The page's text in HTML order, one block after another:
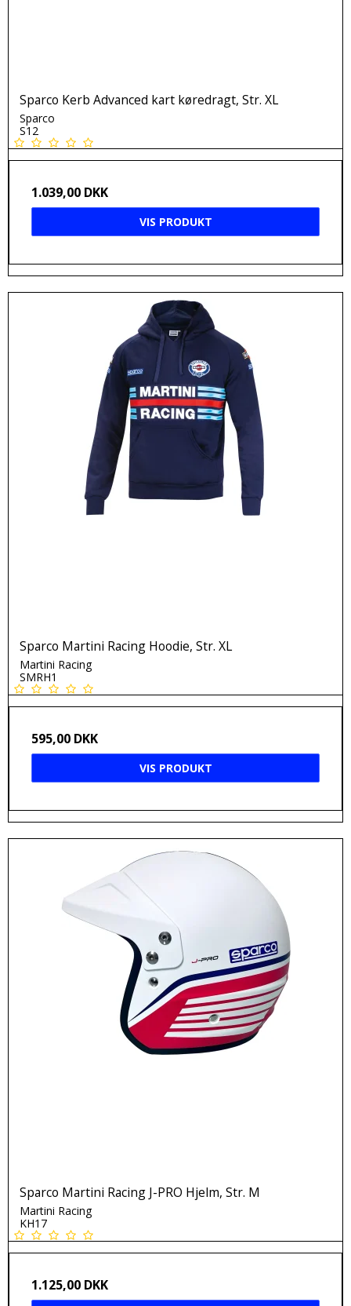
Sparco Kerb Advanced kart køredragt, Str. XL
Sparco
S12
1.039,00 DKK
VIS PRODUKT
Sparco Martini Racing Hoodie, Str. XL
Martini Racing
SMRH1
595,00 DKK
VIS PRODUKT
Sparco Martini Racing J-PRO Hjelm, Str. M
Martini Racing
KH17
1.125,00 DKK